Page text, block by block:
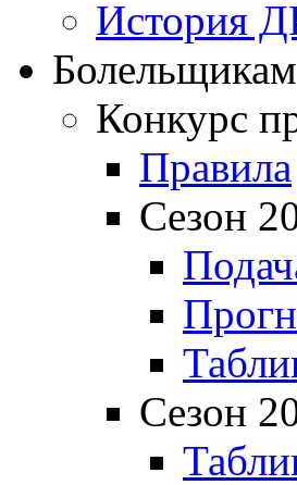
История
Болельщикам
Конкурс
Правила
Сезон
Сезон